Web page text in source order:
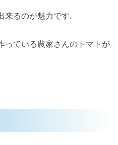
来るのが魅力です.
っている農家さんのトマトが